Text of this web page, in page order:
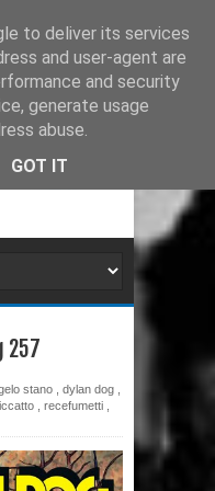
3
273
Stagioni
Lovecraft - I
altri racconti
Segreto di
257
stano , dylan dog ,
, recefumetti ,
to deliver its services
and user-agent are
and security
generate usage
abuse.
GOT IT